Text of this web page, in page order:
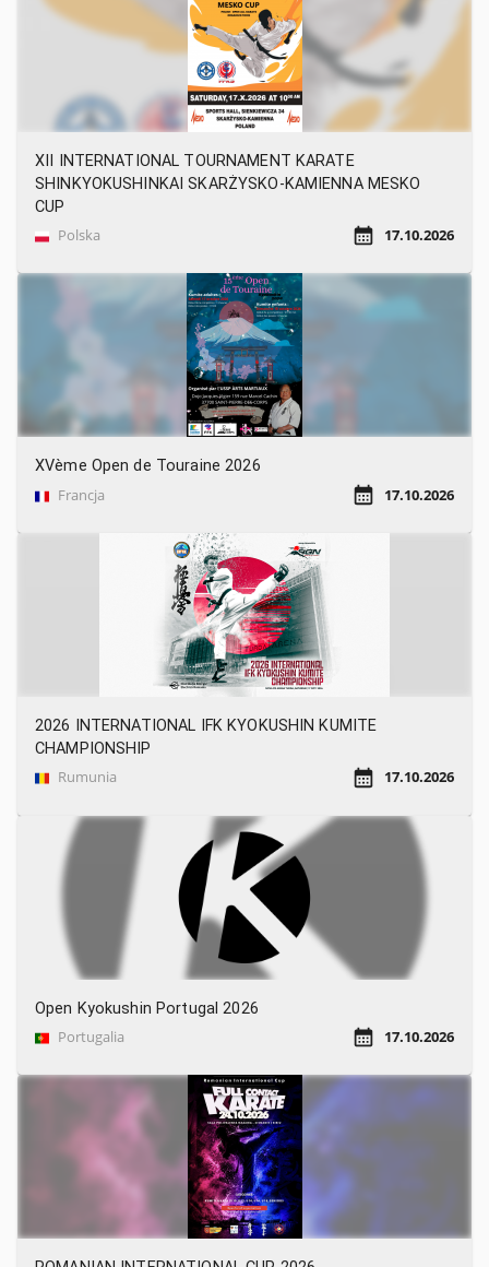
XII INTERNATIONAL TOURNAMENT KARATE
SHINKYOKUSHINKAI SKARŻYSKO-KAMIENNA MESKO
CUP
Polska 17.10.2026
XVème Open de Touraine 2026
Francja 17.10.2026
2026 INTERNATIONAL IFK KYOKUSHIN KUMITE
CHAMPIONSHIP
Rumunia 17.10.2026
Open Kyokushin Portugal 2026
Portugalia 17.10.2026